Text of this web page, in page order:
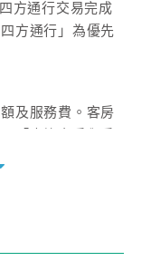
方通行交易完成
方通行」為優先
及服務費。客房